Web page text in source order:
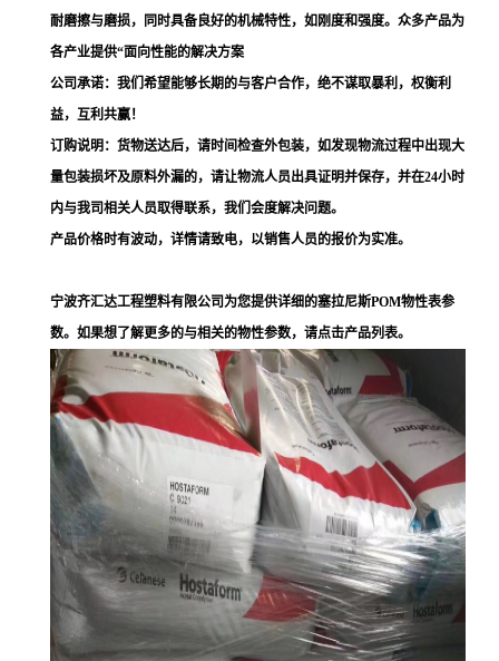
耐磨擦与磨损，同时具备良好的机械特性，如刚度和强度。众多产品为
各产业提供“面向性能的解决方案
公司承诺：我们希望能够长期的与客户合作，绝不谋取暴利，权衡利
益，互利共赢！
订购说明：货物送达后，请时间检查外包装，如发现物流过程中出现大
量包装损坏及原料外漏的，请让物流人员出具证明并保存，并在24小时
内与我司相关人员取得联系，我们会度解决问题。
产品价格时有波动，详情请致电，以销售人员的报价为实准。
宁波齐汇达工程塑料有限公司为您提供详细的塞拉尼斯POM物性表参
数。如果想了解更多的与相关的物性参数，请点击产品列表。